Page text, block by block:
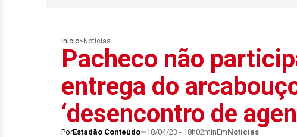
Início> Notícias
Pacheco não
entrega do
‘desencontro de
PorEstadão Conteúdo 18/04/23 - 18h02minEmNotícias